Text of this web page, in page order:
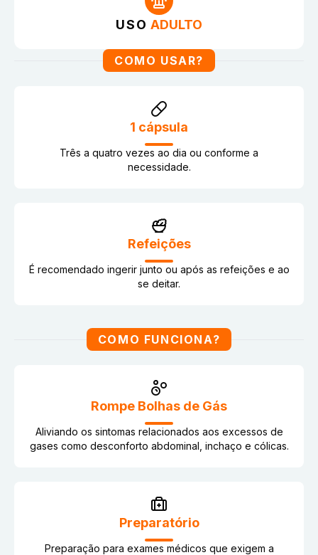
USO ADULTO
COMO USAR?
1 cápsula
Três a quatro vezes ao dia ou conforme a
necessidade.
Refeições
É recomendado ingerir junto ou após as refeições e ao
se deitar.
COMO FUNCIONA?
Rompe Bolhas de Gás
Aliviando os sintomas relacionados aos excessos de
gases como desconforto abdominal, inchaço e cólicas.
Preparatório
Preparação para exames médicos que exigem a